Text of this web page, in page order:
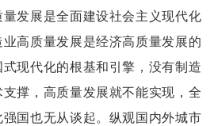
发展是全面建设社会主义现代化
高质量发展是经济高质量发展的
现代化的根基和引擎，没有制造
撑，高质量发展就不能实现，全
国也无从谈起。纵观国内外城市